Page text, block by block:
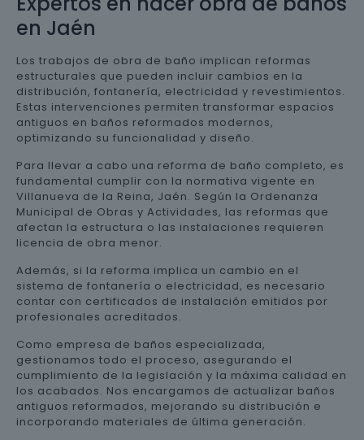
en Jaén
Los trabajos de obra de baño implican reformas
estructurales que pueden incluir cambios en la
distribución, fontanería, electricidad y revestimientos.
Estas intervenciones permiten transformar espacios
antiguos en baños reformados modernos,
optimizando su funcionalidad y diseño.
Para llevar a cabo una reforma de baño completo, es
fundamental cumplir con la normativa vigente en
Villanueva de la Reina, Jaén. Según la Ordenanza
Municipal de Obras y Actividades, las reformas que
afectan la estructura o las instalaciones requieren
licencia de obra menor.
Además, si la reforma implica un cambio en el
sistema de fontanería o electricidad, es necesario
contar con certificados de instalación emitidos por
profesionales acreditados.
Como empresa de baños especializada,
gestionamos todo el proceso, asegurando el
cumplimiento de la legislación y la máxima calidad en
los acabados. Nos encargamos de actualizar baños
antiguos reformados, mejorando su distribución e
incorporando materiales de última generación.